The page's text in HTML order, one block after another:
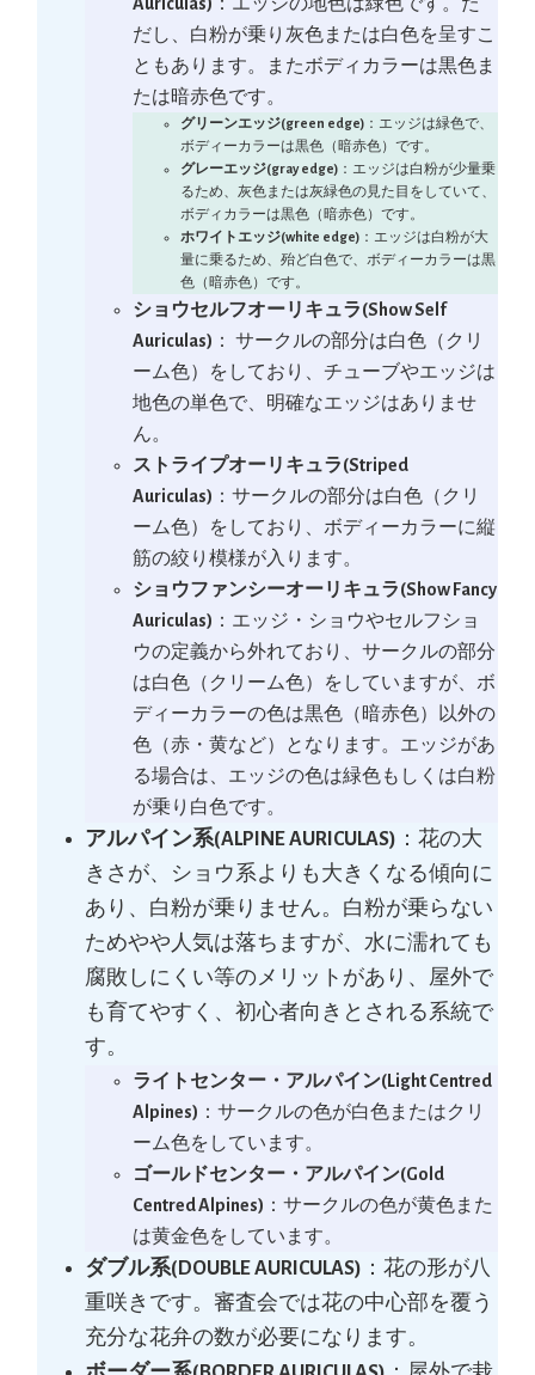
だし、白粉が乗り灰色または白色を呈すこ
ともあります。またボディカラーは黒色ま
たは暗赤色です。
グリーンエッジ(green edge) ：エッジは緑色で、
ボディーカラーは黒色（暗赤色）です。
グレーエッジ(gray edge) ：エッジは白粉が少量乗
るため、灰色または灰緑色の見た目をしていて、
ボディカラーは黒色（暗赤色）です。
ホワイトエッジ(white edge) ：エッジは白粉が大
量に乗るため、殆ど白色で、ボディーカラーは黒
色（暗赤色）です。
ショウセルフオーリキュラ(Show Self
Auriculas) ： サークルの部分は白色（クリ
ーム色）をしており、チューブやエッジは
地色の単色で、明確なエッジはありませ
ん。
ストライプオーリキュラ(Striped
Auriculas) ：サークルの部分は白色（クリ
ーム色）をしており、ボディーカラーに縦
筋の絞り模様が入ります。
ショウファンシーオーリキュラ(Show Fancy
Auriculas) ：エッジ・ショウやセルフショ
ウの定義から外れており、サークルの部分
は白色（クリーム色）をしていますが、ボ
ディーカラーの色は黒色（暗赤色）以外の
色（赤・黄など）となります。エッジがあ
る場合は、エッジの色は緑色もしくは白粉
が乗り白色です。
アルパイン系(ALPINE AURICULAS) ：花の大
きさが、ショウ系よりも大きくなる傾向に
あり、白粉が乗りません。白粉が乗らない
ためやや人気は落ちますが、水に濡れても
腐敗しにくい等のメリットがあり、屋外で
も育てやすく、初心者向きとされる系統で
す。
ライトセンター・アルパイン(Light Centred
Alpines) ：サークルの色が白色またはクリ
ーム色をしています。
ゴールドセンター・アルパイン(Gold
Centred Alpines) ：サークルの色が黄色また
は黄金色をしています。
ダブル系(DOUBLE AURICULAS) ：花の形が八
重咲きです。審査会では花の中心部を覆う
充分な花弁の数が必要になります。